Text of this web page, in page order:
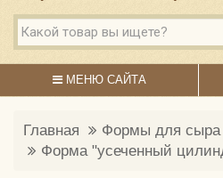
МЕНЮ САЙТА
Главная
Формы для сыра
Форма "усеченный